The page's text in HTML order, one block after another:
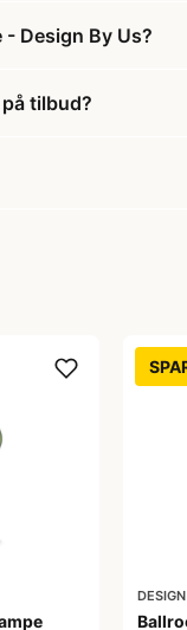
- Design By Us?
tilbud?